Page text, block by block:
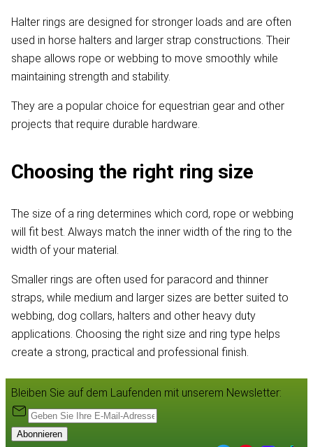
Halter rings are designed for stronger loads and are often
used in horse halters and larger strap constructions. Their
shape allows rope or webbing to move smoothly while
maintaining strength and stability.
They are a popular choice for equestrian gear and other
projects that require durable hardware.
Choosing the right ring size
The size of a ring determines which cord, rope or webbing
will fit best. Always match the inner width of the ring to the
width of your material.
Smaller rings are often used for paracord and thinner
straps, while medium and larger sizes are better suited to
webbing, dog collars, halters and other heavy duty
applications. Choosing the right size and ring type helps
create a strong, practical and professional finish.
Bleiben Sie auf dem Laufenden mit unserem Newsletter:
Abonnieren